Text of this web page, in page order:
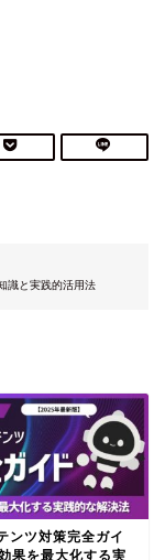
識と実践的活用法
ンツ対策完全ガイ
果を最大化する実